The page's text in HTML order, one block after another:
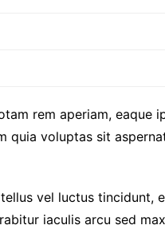
rem aperiam, eaque
quia voluptas sit
vel luctus tincidunt,
iaculis arcu sed